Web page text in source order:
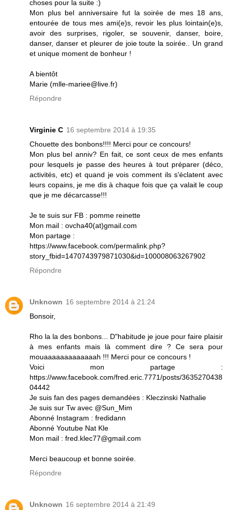
choses pour la suite :)
Mon plus bel anniversaire fut la soirée de mes 18 ans,
entourée de tous mes ami(e)s, revoir les plus lointain(e)s,
avoir des surprises, rigoler, se souvenir, danser, boire,
danser, danser et pleurer de joie toute la soirée.. Un grand
et unique moment de bonheur !
A bientôt
Marie (mlle-mariee@live.fr)
Répondre
Virginie C 16 septembre 2014 à 19:35
Chouette des bonbons!!!! Merci pour ce concours!
Mon plus bel anniv? En fait, ce sont ceux de mes enfants
pour lesquels je passe des heures à tout préparer (déco,
activités, etc) et quand je vois comment ils s'éclatent avec
leurs copains, je me dis à chaque fois que ça valait le coup
que je me décarcasse!!!
Je te suis sur FB : pomme reinette
Mon mail : ovcha40(at)gmail.com
Mon partage :
https://www.facebook.com/permalink.php?
story_fbid=1470743979871030&id=100008063267902
Répondre
Unknown 16 septembre 2014 à 21:24
Bonsoir,
Rho la la des bonbons... D"habitude je joue pour faire plaisir
à mes enfants mais là comment dire ? Ce sera pour
mouaaaaaaaaaaaaah !!! Merci pour ce concours !
Voici mon partage :
https://www.facebook.com/fred.eric.7771/posts/3635270438
04442
Je suis fan des pages demandées : Kleczinski Nathalie
Je suis sur Tw avec @Sun_Mim
Abonné Instagram : fredidann
Abonné Youtube Nat Kle
Mon mail : fred.klec77@gmail.com
Merci beaucoup et bonne soirée.
Répondre
Unknown 16 septembre 2014 à 21:49